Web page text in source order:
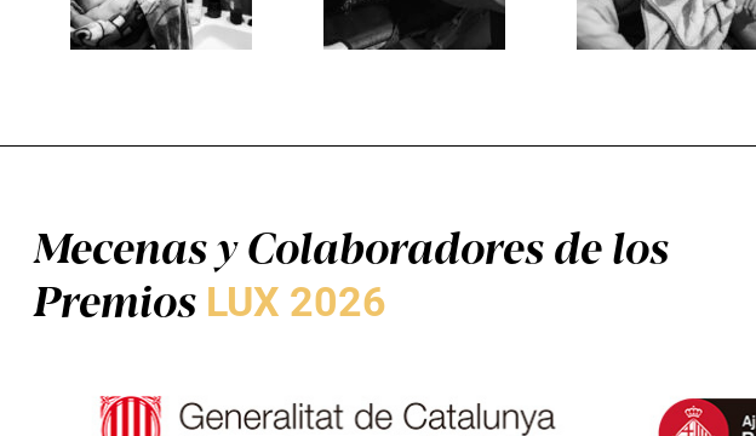
Mecenas y Colaboradores de los
Premios LUX 2026